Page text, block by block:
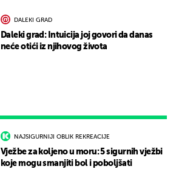
NAJSIGURNIJI OBLIK REKREACIJE
Vježbe za koljeno u moru: 5 sigurnih vježbi
koje mogu smanjiti bol i poboljšati
DALEKI GRAD
Daleki grad: Intuicija joj govori da danas
neće otići iz njihovog života